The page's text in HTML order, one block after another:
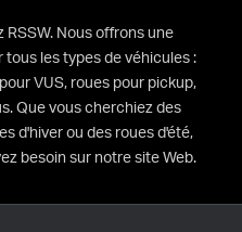
RSSW. Nous offrons une
les types de véhicules :
VUS, roues pour pickup,
Que vous cherchiez des
d'hiver ou des roues d'été,
besoin sur notre site Web.